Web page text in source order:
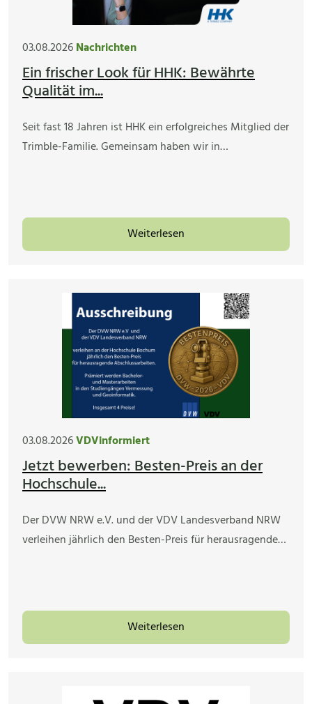
03.08.2026Nachrichten
Ein frischer Look für HHK: Bewährte
Qualität im...
Seit fast 18 Jahren ist HHK ein erfolgreiches Mitglied der
Trimble-Familie. Gemeinsam haben wir in…
Weiterlesen
03.08.2026VDVinformiert
Jetzt bewerben: Besten-Preis an der
Hochschule...
Der DVW NRW e.V. und der VDV Landesverband NRW
verleihen jährlich den Besten-Preis für herausragende…
Weiterlesen